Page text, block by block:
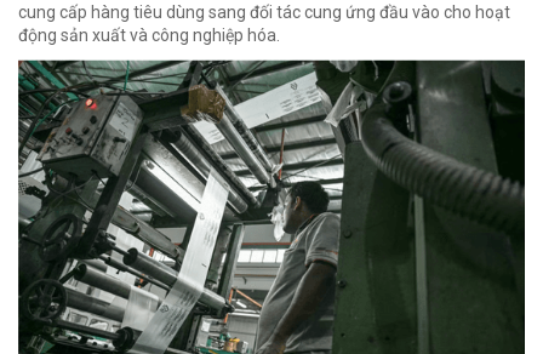
cung cấp hàng tiêu dùng sang đối tác cung ứng đầu vào cho hoạt
động sản xuất và công nghiệp hóa.